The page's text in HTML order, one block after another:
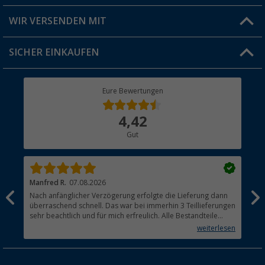
Jobs & Karriere
Versandinformationen
Rücksendung
WIR VERSENDEN MIT
SICHER EINKAUFEN
Eure Bewertungen
4,42
Gut
Manfred R. 07.08.2026
Nach anfänglicher Verzögerung erfolgte die Lieferung dann
überraschend schnell. Das war bei immerhin 3 Teillieferungen
sehr beachtlich und für mich erfreulich. Alle Bestandteile
waren gut verpackt und in Ordnung. Das Gerät (Gasgrill)weiterlesen